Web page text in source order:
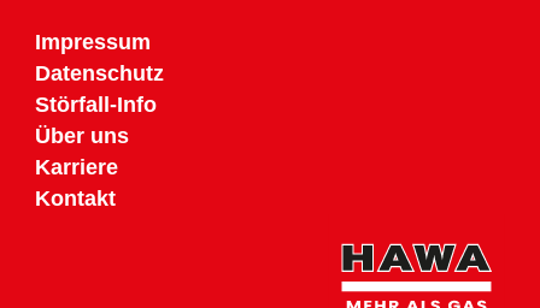
Impressum
Datenschutz
Störfall-Info
Über uns
Karriere
Kontakt